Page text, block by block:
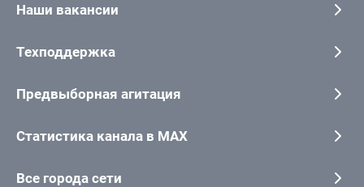
Наши вакансии
Техподдержка
Предвыборная агитация
Статистика канала в MAX
Все города сети